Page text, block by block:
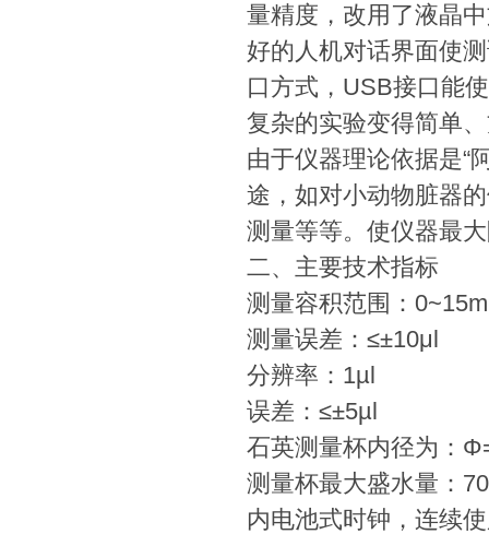
量精度，改用了液晶
好的人机对话界面使
口方式，USB接口能
复杂的实验变得简单
由于仪器理论依据是“
途，如对小动物脏器
测量等等。使仪器最
二、主要技术指标
测量容积范围：
测量误差：≤±10μl
分辨率：1µl
误差：≤±5µl
石英测量杯内径为：
测量杯最大盛水量：
内电池式时钟，连续